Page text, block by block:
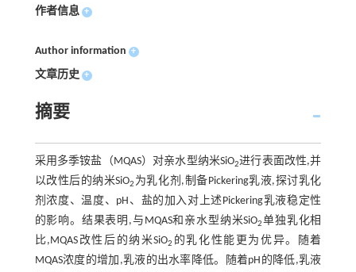
作者信息 +
Author information +
文章历史 +
摘要
采用多季铵盐（MQAS）对亲水型纳米SiO2进行表面改性,并
以改性后的纳米SiO2 为乳化剂,制备Pickering乳液,探讨乳化
剂浓度、温度、pH、盐的加入对上述Pickering乳液稳定性
的影响。结果表明,与MQAS和亲水型纳米SiO2单独乳化相
比,MQAS改性后的纳米SiO2 的乳化性能更为优异。随着
MQAS浓度的增加,乳液的出水率降低。随着pH的降低,乳液